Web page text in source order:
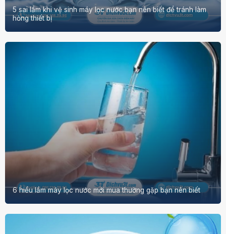
5 sai lầm khi vệ sinh máy lọc nước bạn nên biết để tránh làm
hỏng thiết bị
6 hiểu lầm máy lọc nước mới mua thường gặp bạn nên biết